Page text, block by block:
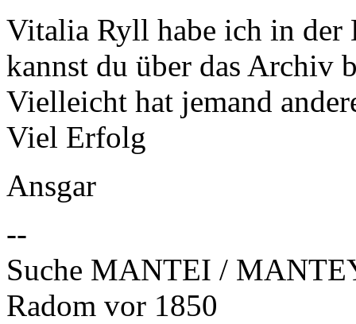
Vitalia Ryll habe ich in der
kannst du über das Archiv
Vielleicht hat jemand
Viel Erfolg
Ansgar
--
Suche MANTEI /
Radom vor 1850